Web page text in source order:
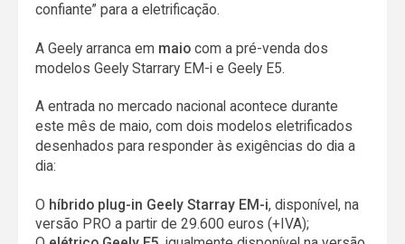
confiante” para a eletrificação.
A Geely arranca em maio com a pré-venda dos
modelos Geely Starrary EM-i e Geely E5.
A entrada no mercado nacional acontece durante
este mês de maio, com dois modelos eletrificados
desenhados para responder às exigências do dia a
dia:
O híbrido plug-in Geely Starray EM-i, disponível, na
versão PRO a partir de 29.600 euros (+IVA);